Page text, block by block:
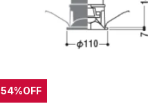
54%OFF